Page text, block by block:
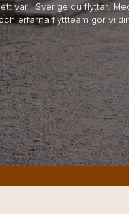
var i Sverige du flyttar.
erfarna flyttteam gör vi